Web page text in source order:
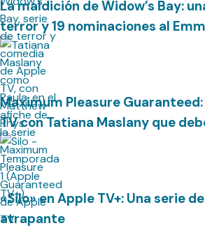
La maldición de Widow’s Bay:
terror y 19 nominaciones al
Maximum Pleasure
TV con Tatiana Maslany que
«Silo» en Apple TV+: Una serie
atrapante